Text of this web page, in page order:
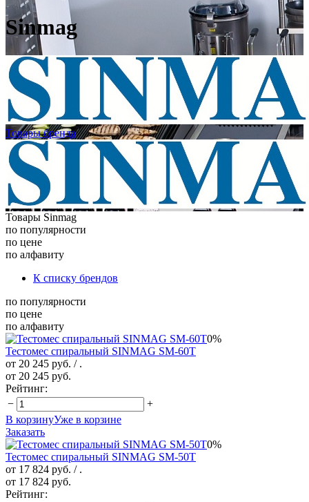
Sinmag
Товары бренда
Товары Sinmag
по популярности
по цене
по алфавиту
К списку брендов
по популярности
по цене
по алфавиту
0%
Тестомес спиральный SINMAG SМ-60T
от 20 245 руб. / .
от 20 245 руб.
Рейтинг:
−
+
В корзинуУже в корзине
Заказать
0%
Тестомес спиральный SINMAG SМ-50T
от 17 824 руб. / .
от 17 824 руб.
Рейтинг: